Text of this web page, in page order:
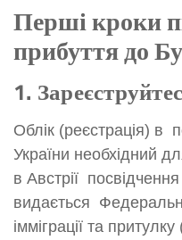
Перші кроки
прибуття до
1.
Облік (реєстрація) в
України необхідний
в Австрії
видається
імміграції та